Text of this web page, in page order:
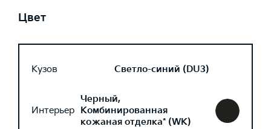
Цвет
Кузов Светло-синий (DU3)
Интерьер
Черный,
Комбинированная
кожаная отделка* (WK)